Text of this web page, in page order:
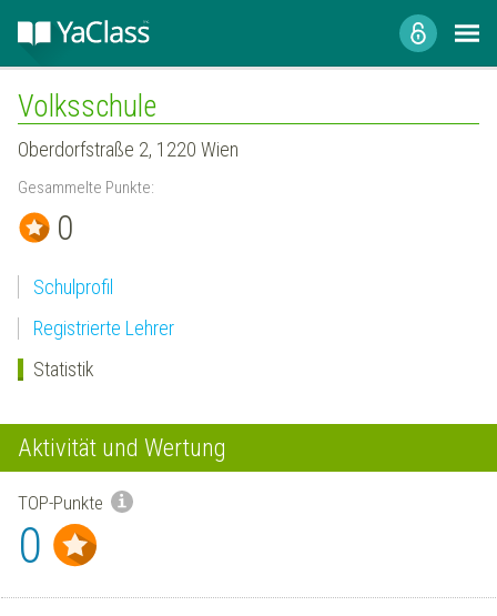
Volksschule
Oberdorfstraße 2, 1220 Wien
Gesammelte Punkte:
0
Schulprofil
Registrierte Lehrer
Statistik
Aktivität und Wertung
TOP-Punkte
0